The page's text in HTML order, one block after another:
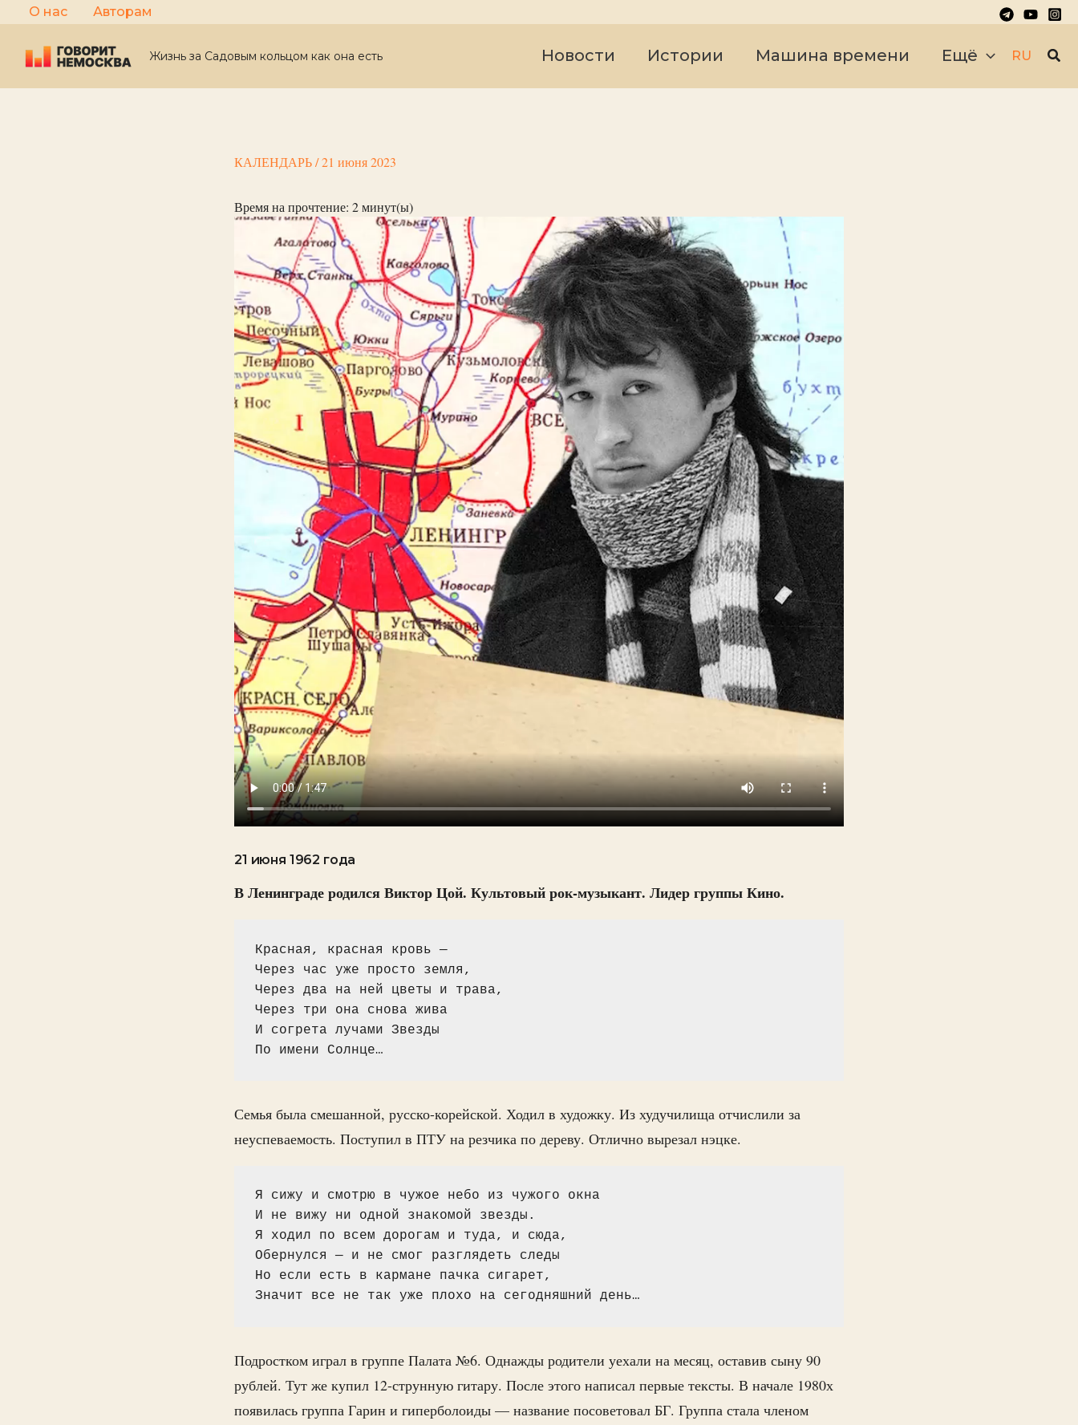
Перейти
к
содержимому
О нас Авторам
Жизнь за Садовым кольцом как она есть Новости Истории Машина времени Ещё RU
КАЛЕНДАРЬ/21 июня 2023
Время на прочтение: 2минут(ы)
21 июня 1962 года
В Ленинграде родился Виктор Цой. Культовый рок-музыкант. Лидер группы Кино.
Красная, красная кровь —
Через час уже просто земля,
Через два на ней цветы и трава,
Через три она снова жива
И согрета лучами Звезды
По имени Солнце…
Семья была смешанной, русско-корейской. Ходил в художку. Из худучилища отчислили за
неуспеваемость. Поступил в ПТУ на резчика по дереву. Отлично вырезал нэцке.
Я сижу и смотрю в чужое небо из чужого окна
И не вижу ни одной знакомой звезды.
Я ходил по всем дорогам и туда, и сюда,
Обернулся — и не смог разглядеть следы
Но если есть в кармане пачка сигарет,
Значит все не так уже плохо на сегодняшний день…
Подростком играл в группе Палата №6. Однажды родители уехали на месяц, оставив сыну 90
рублей. Тут же купил 12-струнную гитару. После этого написал первые тексты. В начале 1980х
появилась группа Гарин и гиперболоиды — название посоветовал БГ. Группа стала членом